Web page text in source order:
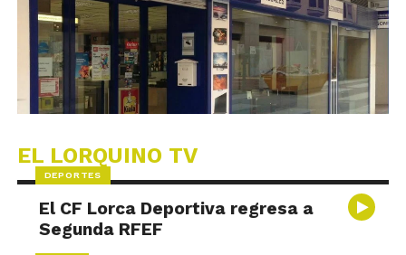
EL LORQUINO TV
DEPORTES
El CF Lorca Deportiva regresa a
Segunda RFEF